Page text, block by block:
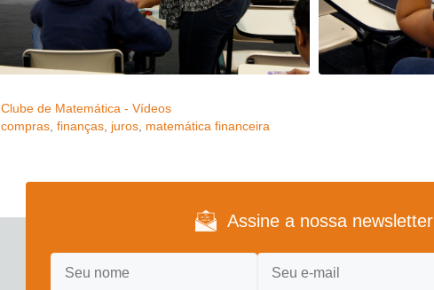
Categorias
Clube de Matemática - Vídeos
Tags
compras, finanças, juros, matemática financeira
Assine a nossa newsletter